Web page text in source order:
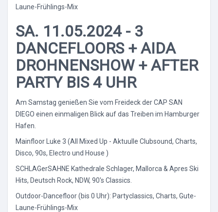
Laune-Frühlings-Mix
SA. 11.05.2024 - 3
DANCEFLOORS + AIDA
DROHNENSHOW + AFTER
PARTY BIS 4 UHR
Am Samstag genießen Sie vom Freideck der CAP SAN
DIEGO einen einmaligen Blick auf das Treiben im Hamburger
Hafen.
Mainfloor Luke 3 (All Mixed Up - Aktuulle Clubsound, Charts,
Disco, 90s, Electro und House )
SCHLAGerSAHNE Kathedrale Schlager, Mallorca & Apres Ski
Hits, Deutsch Rock, NDW, 90's Classics.
Outdoor-Dancefloor (bis 0 Uhr): Partyclassics, Charts, Gute-
Laune-Frühlings-Mix